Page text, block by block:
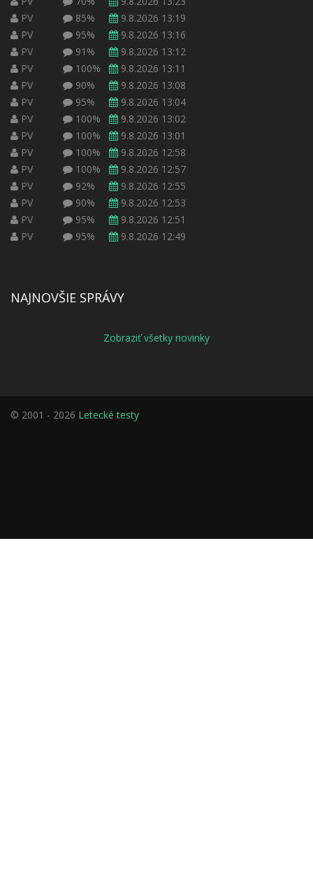
PV
85%
9.8.2026 13:19
PV
95%
9.8.2026 13:16
PV
91%
9.8.2026 13:12
PV
100%
9.8.2026 13:11
PV
90%
9.8.2026 13:08
PV
95%
9.8.2026 13:04
PV
100%
9.8.2026 13:02
PV
100%
9.8.2026 13:01
PV
100%
9.8.2026 12:58
PV
100%
9.8.2026 12:57
PV
92%
9.8.2026 12:55
PV
90%
9.8.2026 12:53
PV
95%
9.8.2026 12:51
PV
95% 9.8.2026 12:49
NAJNOVŠIE SPRÁVY
Zobraziť všetky novinky
© 2001 - 2026 Letecké testy